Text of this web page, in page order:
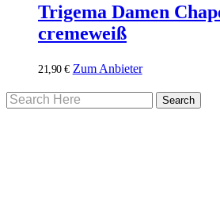
Trigema Damen
cremeweiß
21,90€ Zum Anbieter